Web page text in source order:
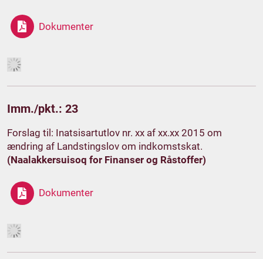
Dokumenter
Imm./pkt.: 23
Forslag til: Inatsisartutlov nr. xx af xx.xx 2015 om
ændring af Landstingslov om indkomstskat.
(Naalakkersuisoq for Finanser og Råstoffer)
Dokumenter